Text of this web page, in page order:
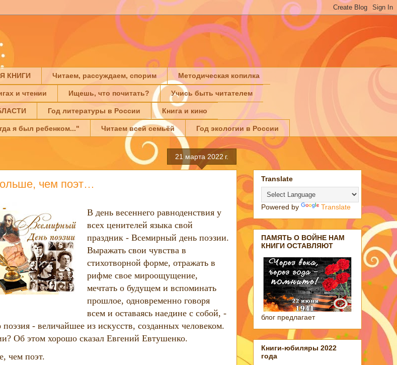
КНИГИ Читаем, рассуждаем, спорим Методическая копилка
и чтении Ищешь, что почитать? Учись быть читателем
Год литературы в России Книга и кино
я был ребенком..." Читаем всей семьёй Год экологии в России
21 марта 2022 г.
чем поэт…
В день весеннего равноденствия у
всех ценителей языка свой
праздник - Всемирный день поэзии.
Выражать свои чувства в
стихотворной форме, отражать в
рифме свое мироощущение,
мечтать о будущем и вспоминать
прошлое, одновременно говоря
всем и оставаясь наедине с собой, -
поэзия - величайшее из искусств, созданных человеком.
Об этом хорошо сказал Евгений Евтушенко.
чем поэт.
Translate
Powered by Translate
ПАМЯТЬ О ВОЙНЕ НАМ
КНИГИ ОСТАВЛЯЮТ
блог предлагает
Книги-юбиляры 2022
года